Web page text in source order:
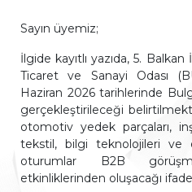
Sayın üyemiz;
İlgide kayıtlı yazıda, 5.
Ticaret ve Sanayi Odası
Haziran 2026 tarihlerinde
gerçekleştirileceği
otomotiv yedek parçaları,
tekstil, bilgi teknolojileri ve
oturumlar B2B
etkinliklerinden oluşacağı